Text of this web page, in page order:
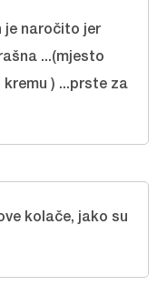
je naročito jer
...(mjesto
) ...prste za
kolače, jako su